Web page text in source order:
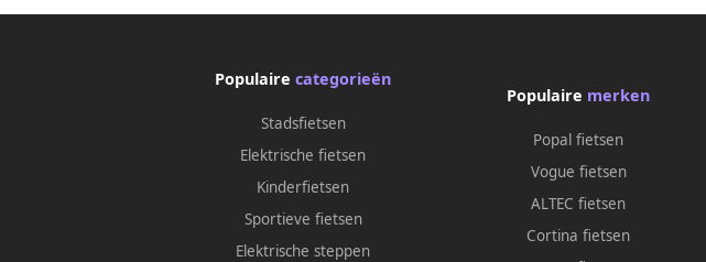
Voetensteuntje Met Accessoires
Populairecategorieën
Stadsfietsen
Elektrische fietsen
Kinderfietsen
Sportieve fietsen
Elektrische steppen
Populaire merken
Popal fietsen
Vogue fietsen
ALTEC fietsen
Cortina fietsen